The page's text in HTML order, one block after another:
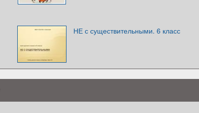
НЕ с существительными. 6 класс